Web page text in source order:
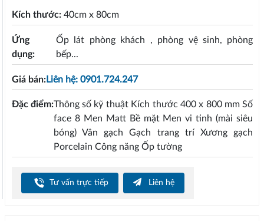
Kích thước: 40cm x 80cm
Ứng
dụng:
Ốp lát phòng khách , phòng vệ sinh, phòng
bếp...
Giá bán:Liên hệ: 0901.724.247
Đặc điểm:Thông số kỹ thuật Kích thước 400 x 800 mm Số
face 8 Men Matt Bề mặt Men vi tinh (mài siêu
bóng) Vân gạch Gạch trang trí Xương gạch
Porcelain Công năng Ốp tường
Tư vấn trực tiếp Liên hệ